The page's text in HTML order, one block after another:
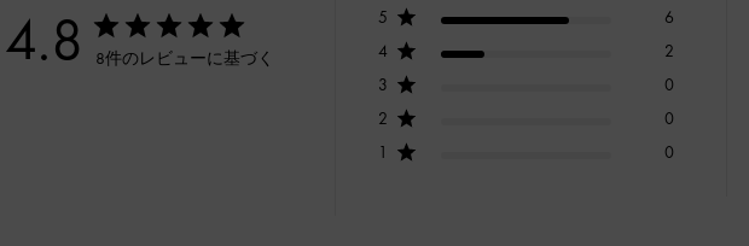
4.8 8件のレビューに基づく
5
6
4
2
3
0
2
0
1
0